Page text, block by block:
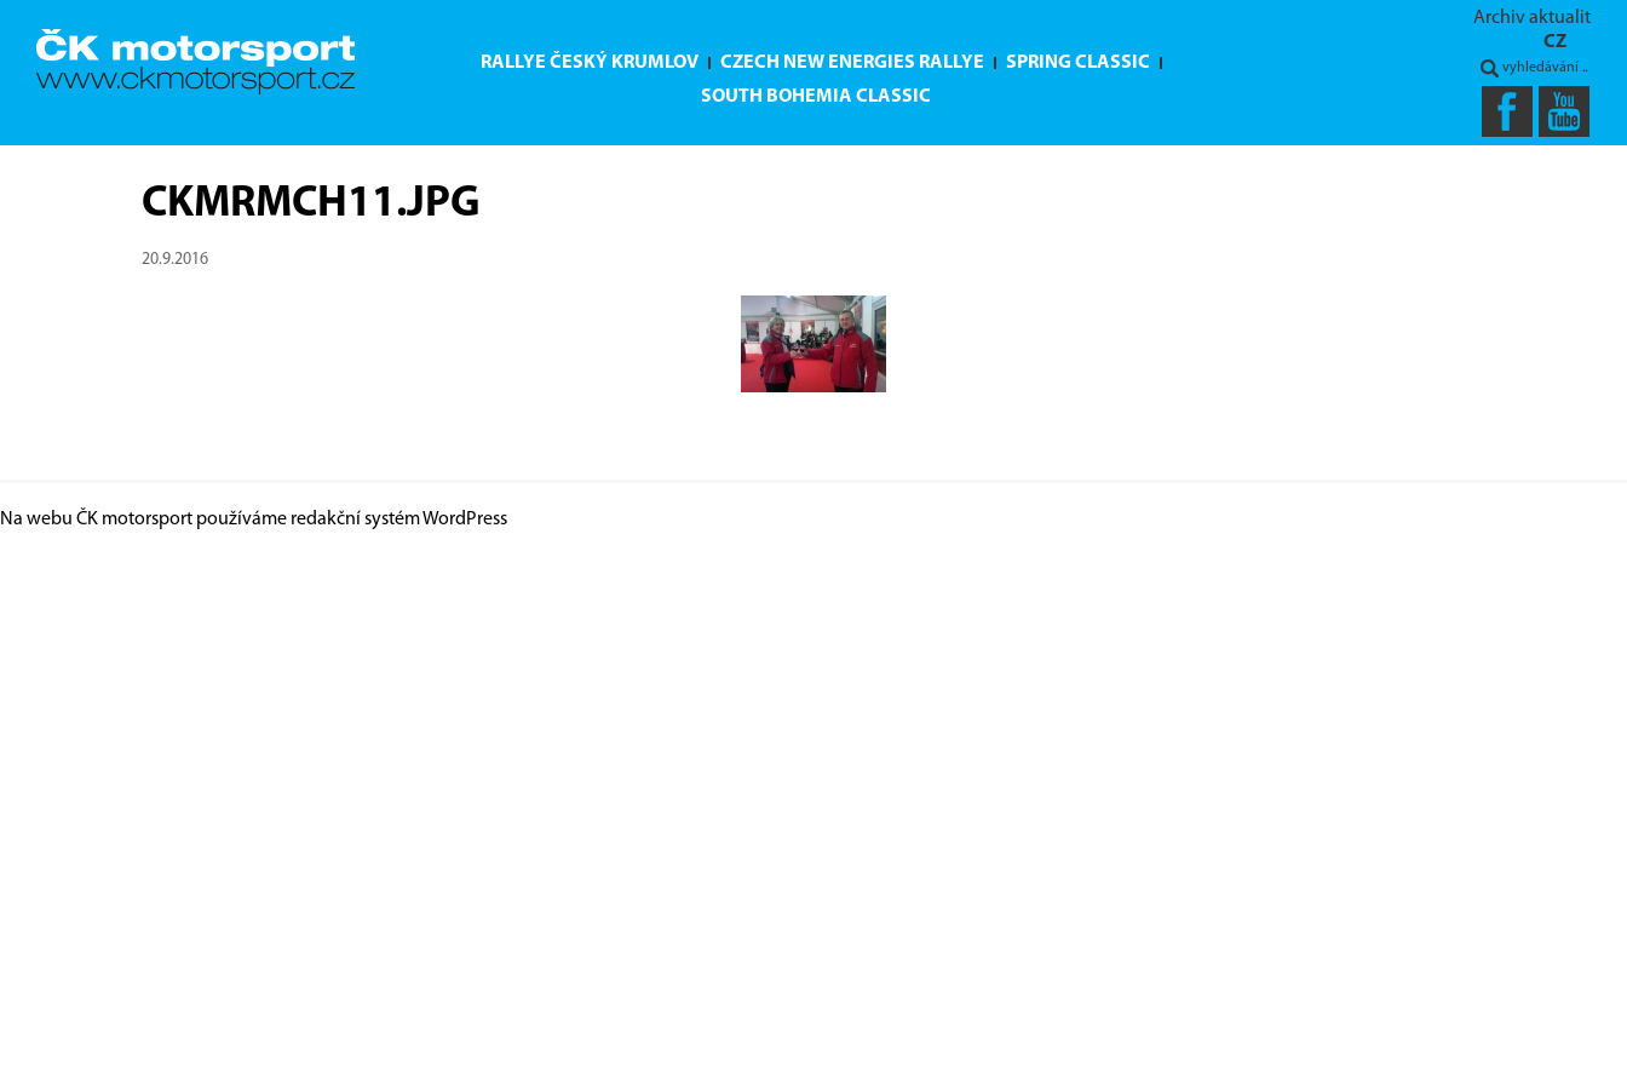
RALLYE ČESKÝ KRUMLOV CZECH NEW ENERGIES RALLYE
SPRING CLASSIC
SOUTH BOHEMIA CLASSIC
Archiv aktualit
CZ
CKMRMCH11.JPG
20.9.2016
Na webu ČK motorsport používáme redakční systémWordPress